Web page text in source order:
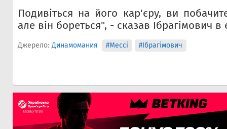
Подивіться на його кар'єру, ви
але він бореться", - сказав Ібрагімович в
Джерело: Динамомания #Мессі #Ібрагімович